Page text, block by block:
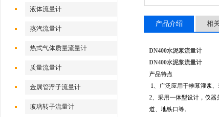
液体流量计
蒸汽流量计
热式气体质量流量计
质量流量计
金属管浮子流量计
玻璃转子流量计
产品介绍 相
DN400水泥浆流量计
DN400水泥浆流量计
产品特点
1、广泛应用于帷幕灌浆
2、采用一体型设计，仪
道、地铁口等。